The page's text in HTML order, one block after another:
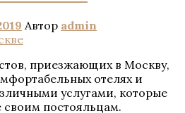
Автор admin
приезжающих в Москву,
отелях и
услугами, которые
своим постояльцам.